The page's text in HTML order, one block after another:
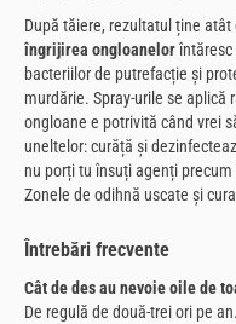
După tăiere, rezultatul ține atât
îngrijirea ongloanelorîntăresc
bacteriilor de putrefacție și
murdărie. Spray-urile se aplică
ongloane e potrivită când vrei
uneltelor: curăță și
nu porți tu însuți agenți
Zonele de odihnă uscate și
Întrebări frecvente
Cât de des au nevoie oile de
De regulă de două-trei ori pe